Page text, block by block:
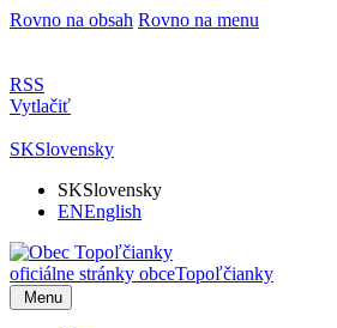
Rovno na obsah Rovno na menu
RSS
Vytlačiť
SKSlovensky
SKSlovensky
ENEnglish
oficiálne stránky obceTopoľčianky
Menu